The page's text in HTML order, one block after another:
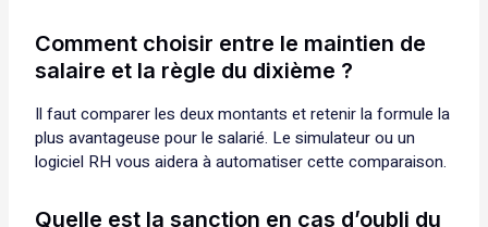
Comment choisir entre le maintien de
salaire et la règle du dixième ?
Il faut comparer les deux montants et retenir la formule la
plus avantageuse pour le salarié. Le simulateur ou un
logiciel RH vous aidera à automatiser cette comparaison.
Quelle est la sanction en cas d’oubli du